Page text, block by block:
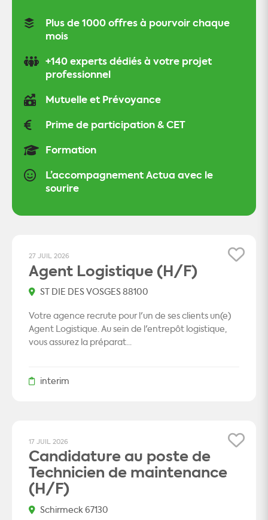
Plus de 1000 offres à pourvoir chaque
mois
+140 experts dédiés à votre projet
professionnel
Mutuelle et Prévoyance
Prime de participation & CET
Formation
L’accompagnement Actua avec le
sourire
27 JUIL 2026
Agent Logistique (H/F)
ST DIE DES VOSGES 88100
Votre agence recrute pour l'un de ses clients un(e)
Agent Logistique. Au sein de l'entrepôt logistique,
vous assurez la préparat...
interim
17 JUIL 2026
Candidature au poste de
Technicien de maintenance
(H/F)
Schirmeck 67130